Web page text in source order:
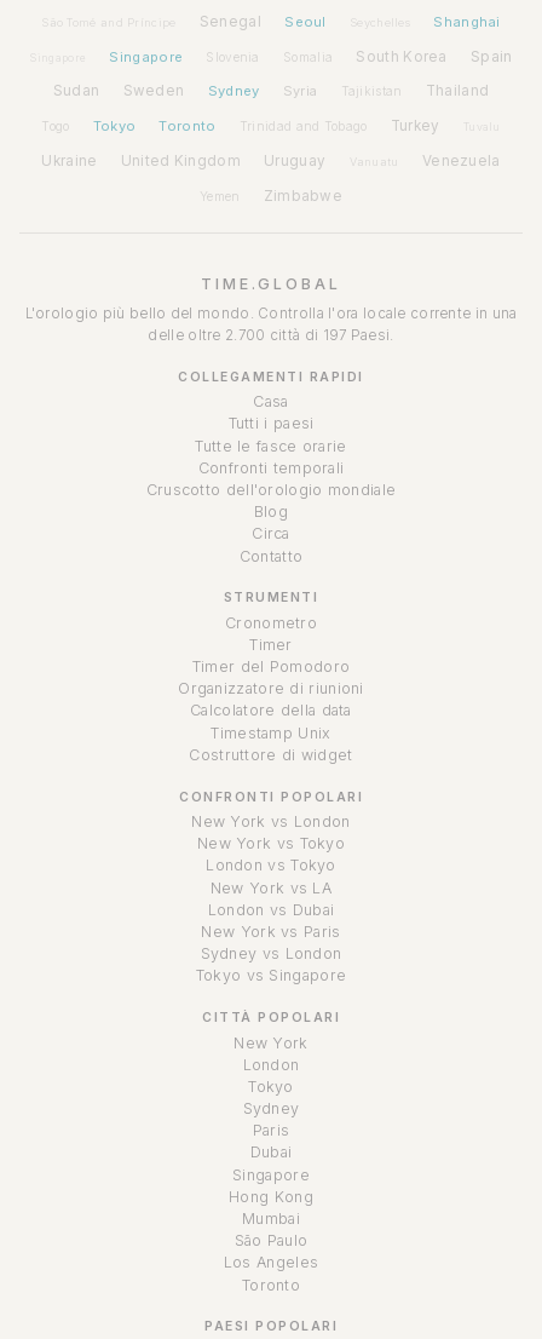
São Tomé and Príncipe Senegal Seoul Seychelles Shanghai
Singapore Slovenia Somalia South Korea Spain
Sudan Sweden Sydney Syria Tajikistan Thailand
Togo Tokyo Toronto Trinidad and Tobago Turkey Tuvalu
Ukraine United Kingdom Uruguay Vanuatu Venezuela
Yemen Zimbabwe
TIME.GLOBAL
L'orologio più bello del mondo. Controlla l'ora locale corrente in una
delle oltre 2.700 città di 197 Paesi.
COLLEGAMENTI RAPIDI
Casa
Tutti i paesi
Tutte le fasce orarie
Confronti temporali
Cruscotto dell'orologio mondiale
Blog
Circa
Contatto
STRUMENTI
Cronometro
Timer
Timer del Pomodoro
Organizzatore di riunioni
Calcolatore della data
Timestamp Unix
Costruttore di widget
CONFRONTI POPOLARI
New York vs London
New York vs Tokyo
London vs Tokyo
New York vs LA
London vs Dubai
New York vs Paris
Sydney vs London
Tokyo vs Singapore
CITTÀ POPOLARI
New York
London
Tokyo
Sydney
Paris
Dubai
Singapore
Hong Kong
Mumbai
São Paulo
Los Angeles
Toronto
PAESI POPOLARI